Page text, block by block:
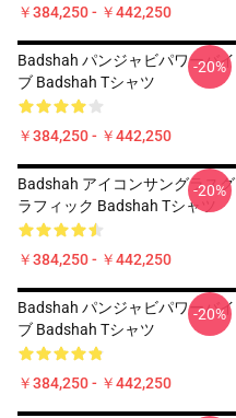
￥384,250 - ￥442,250
Badshah パンジャビパワーバイ
ブ Badshah Tシャツ
￥384,250 - ￥442,250
-20%
Badshah アイコンサングラスグ
ラフィック Badshah Tシャツ
￥384,250 - ￥442,250
-20%
Badshah パンジャビパワーバイ
ブ Badshah Tシャツ
￥384,250 - ￥442,250
-20%